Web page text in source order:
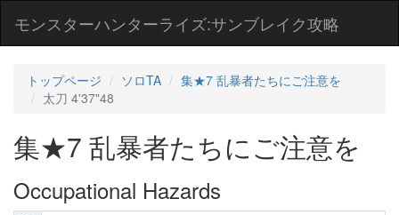
モンスターハンターライズ:サンブレイク攻略
トップページ ソロTA
集★7 乱暴者たちにご注意を
太刀 4'37"48
集★7 乱暴者たちにご注意を
Occupational Hazards